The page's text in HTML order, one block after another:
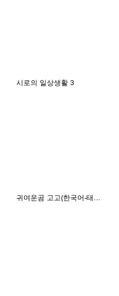
시로의 일상생활 3